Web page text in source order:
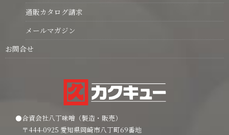
通販カタログ請求
メールマガジン
お問合せ
●合資会社八丁味噌（製造・販売）
〒444-0925 愛知県岡崎市八丁町69番地